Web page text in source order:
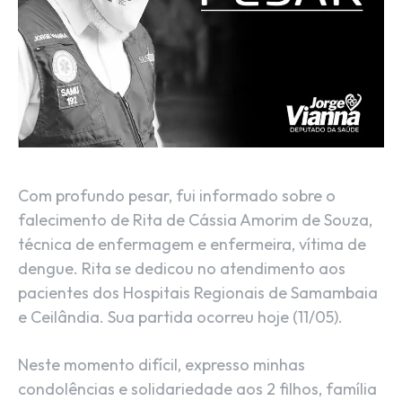
Com profundo pesar, fui informado sobre o
falecimento de Rita de Cássia Amorim de Souza,
técnica de enfermagem e enfermeira, vítima de
dengue. Rita se dedicou no atendimento aos
pacientes dos Hospitais Regionais de Samambaia
e Ceilândia. Sua partida ocorreu hoje (11/05).
Neste momento difícil, expresso minhas
condolências e solidariedade aos 2 filhos, família